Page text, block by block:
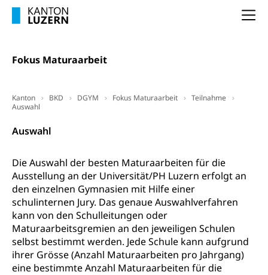
Fokus Maturaarbeit
Kanton BKD DGYM Fokus Maturaarbeit
Teilnahme
Auswahl
Auswahl
Die Auswahl der besten Maturaarbeiten für die
Ausstellung an der Universität/PH Luzern erfolgt an
den einzelnen Gymnasien mit Hilfe einer
schulinternen Jury. Das genaue Auswahlverfahren
kann von den Schulleitungen oder
Maturaarbeitsgremien an den jeweiligen Schulen
selbst bestimmt werden. Jede Schule kann aufgrund
ihrer Grösse (Anzahl Maturaarbeiten pro Jahrgang)
eine bestimmte Anzahl Maturaarbeiten für die
Arbeitslosenentschädigung
Arbeitslosigkeit und Stellensuche (WAS
selbständig Erwerbender, Freiberufler
Luzern
Dienststelle Steuern - Wissenswertes
Selbständige (WAS Luzern)
Frühpensionierung, Altersrente, berufliche
LUPK - Luzerner Pensionskasse
Altersvorsorge (gruezi.lu.ch)
Bildung und Forschung
Wissenschaftsförderung
Forschungsförderung, Wissenschaftsmarketing,
Wissenschaft, Forschung, Entwicklung, Projekte
Pilotprojekte Klima
Innovative Projekte Landwirtschaft und
Erwachsenenbildung und Weiterbildung
Umschulung, zweiter Bildungsweg,